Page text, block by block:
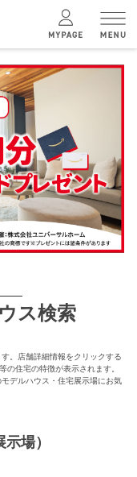
ス検索
。店舗詳細情報をクリックする
住宅の特徴が表示されます。
デルハウス・住宅展示場にお気
場）